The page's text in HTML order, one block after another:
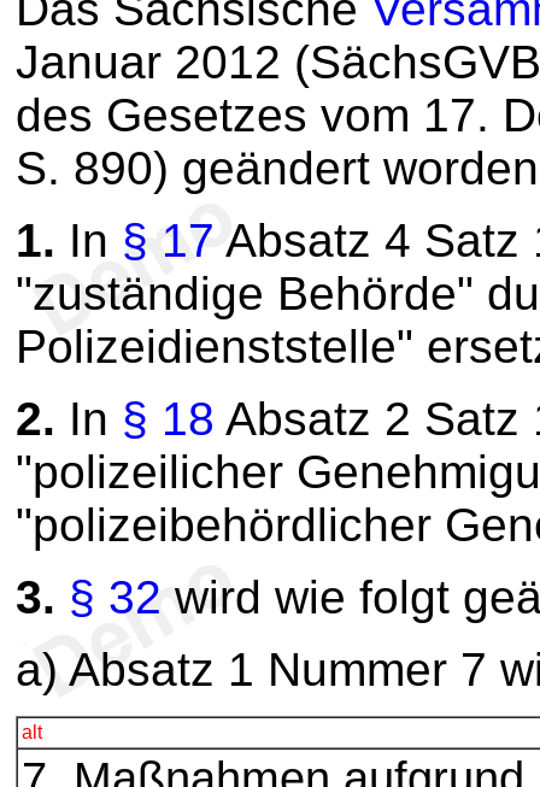
Januar 2012
des Gesetzes vom 17.
S. 890) geändert
1. In § 17 Absatz 4 Satz
"zuständige Behörde"
Polizeidienststelle"
2. In § 18 Absatz 2 Satz
"polizeilicher
"polizeibehördlicher
3. § 32 wird wie folgt
a) Absatz 1 Nummer 7
alt